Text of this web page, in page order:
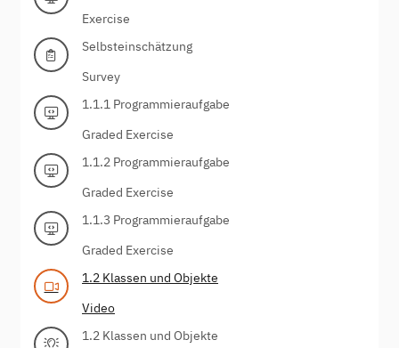
Exercise
Selbsteinschätzung
Survey
1.1.1 Programmieraufgabe
Graded Exercise
1.1.2 Programmieraufgabe
Graded Exercise
1.1.3 Programmieraufgabe
Graded Exercise
1.2 Klassen und Objekte
Video
1.2 Klassen und Objekte